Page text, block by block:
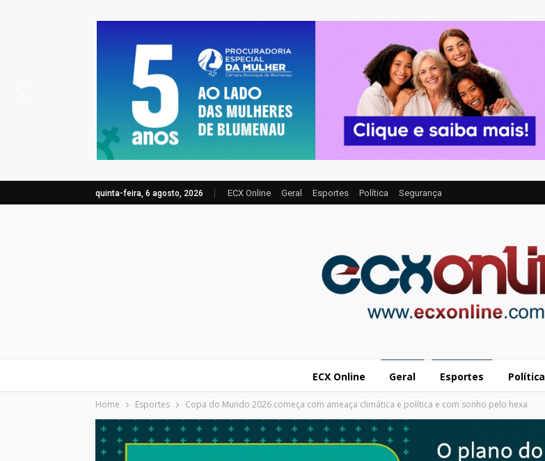
quinta-feira, 6 agosto, 2026 ECX Online Geral Esportes Política Segurança
ECX Online Geral Esportes Política
Home Esportes Copa do Mundo 2026 começa com ameaça climática e política e com sonho pelo hexa